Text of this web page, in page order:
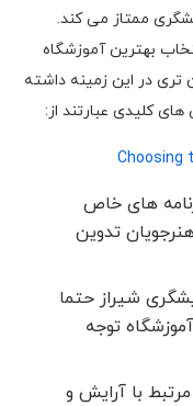
ممتاز می کند.
بهترین آموزشگاه
تری در این زمینه داشته
کلیدی عبارتند از:
های خاص
تدوین
شیراز حتما
توجه
با آرایش و